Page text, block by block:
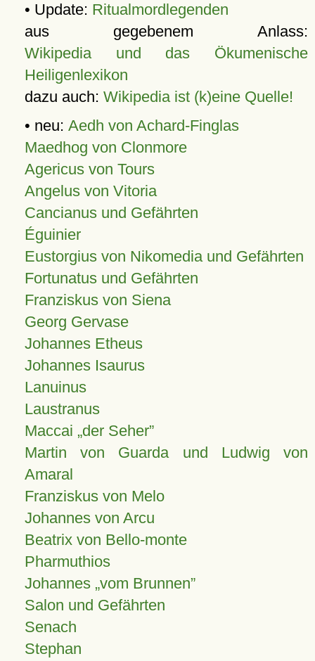
• Update: Ritualmordlegenden
aus gegebenem Anlass:
Wikipedia und das Ökumenische
Heiligenlexikon
dazu auch: Wikipedia ist (k)eine Quelle!
• neu: Aedh von Achard-Finglas
Maedhog von Clonmore
Agericus von Tours
Angelus von Vitoria
Cancianus und Gefährten
Éguinier
Eustorgius von Nikomedia und Gefährten
Fortunatus und Gefährten
Franziskus von Siena
Georg Gervase
Johannes Etheus
Johannes Isaurus
Lanuinus
Laustranus
Maccai „der Seher”
Martin von Guarda und Ludwig von
Amaral
Franziskus von Melo
Johannes von Arcu
Beatrix von Bello-monte
Pharmuthios
Johannes vom Brunnen
Salon und Gefährten
Senach
Stephan